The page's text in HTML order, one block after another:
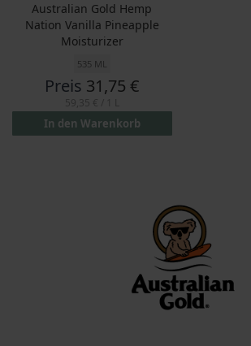
Australian Gold Hemp
Nation Vanilla Pineapple
Moisturizer
535 ML
Preis 31,75 €
In den Warenkorb